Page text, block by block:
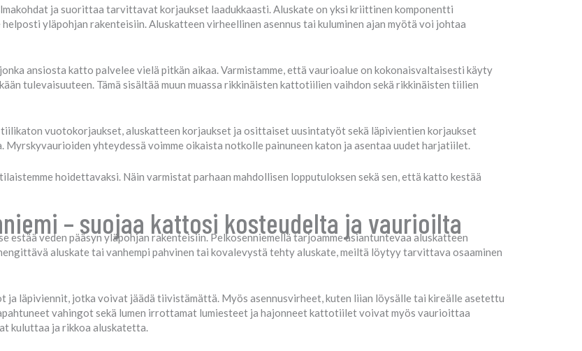
ja suorittaa tarvittavat korjaukset laadukkaasti. Aluskate on yksi kriittinen komponentti
yläpohjan rakenteisiin. Aluskatteen virheellinen asennus tai kuluminen ajan myötä voi johtaa
ansiosta katto palvelee vielä pitkän aikaa. Varmistamme, että vaurioalue on kokonaisvaltaisesti käyty
tulevaisuuteen. Tämä sisältää muun muassa rikkinäisten kattotiilien vaihdon sekä rikkinäisten tiilien
vuotokorjaukset, aluskatteen korjaukset ja osittaiset uusintatyöt sekä läpivientien korjaukset
yhteydessä voimme oikaista notkolle painuneen katon ja asentaa uudet harjatiilet.
hoidettavaksi. Näin varmistat parhaan mahdollisen lopputuloksen sekä sen, että katto kestää
– suojaa kattosi kosteudelta ja vaurioilta
estää veden pääsyn yläpohjan rakenteisiin. Pelkosenniemellä tarjoamme asiantuntevaa aluskatteen
aluskate tai vanhempi pahvinen tai kovalevystä tehty aluskate, meiltä löytyy tarvittava osaaminen
läpiviennit, jotka voivat jäädä tiivistämättä. Myös asennusvirheet, kuten liian löysälle tai kireälle asetettu
vahingot sekä lumen irrottamat lumiesteet ja hajonneet kattotiilet voivat myös vaurioittaa
kuluttaa ja rikkoa aluskatetta.